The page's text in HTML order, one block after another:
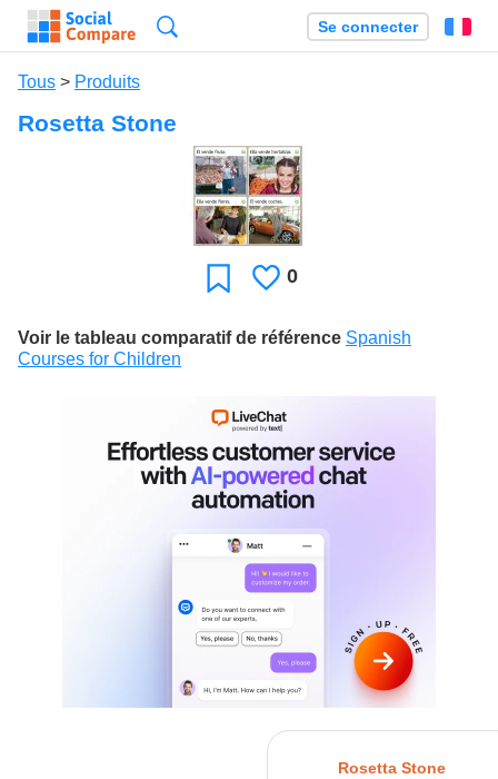
Se connecter
Tous > Produits
Rosetta Stone
Favori J'aime
0
Voir le tableau comparatif de référence Spanish
Courses for Children
Rosetta Stone